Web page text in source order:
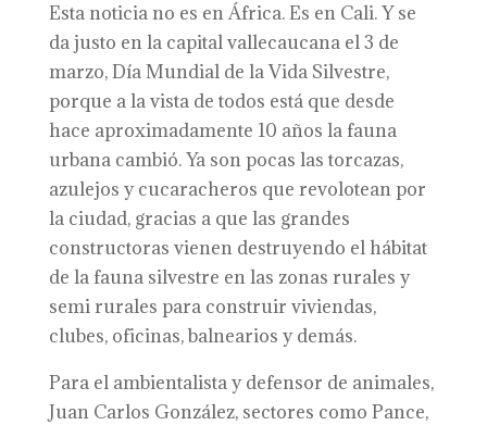
Esta noticia no es en África. Es en Cali. Y se
da justo en la capital vallecaucana el 3 de
marzo, Día Mundial de la Vida Silvestre,
porque a la vista de todos está que desde
hace aproximadamente 10 años la fauna
urbana cambió. Ya son pocas las torcazas,
azulejos y cucaracheros que revolotean por
la ciudad, gracias a que las grandes
constructoras vienen destruyendo el hábitat
de la fauna silvestre en las zonas rurales y
semi rurales para construir viviendas,
clubes, oficinas, balnearios y demás.
Para el ambientalista y defensor de animales,
Juan Carlos González, sectores como Pance,